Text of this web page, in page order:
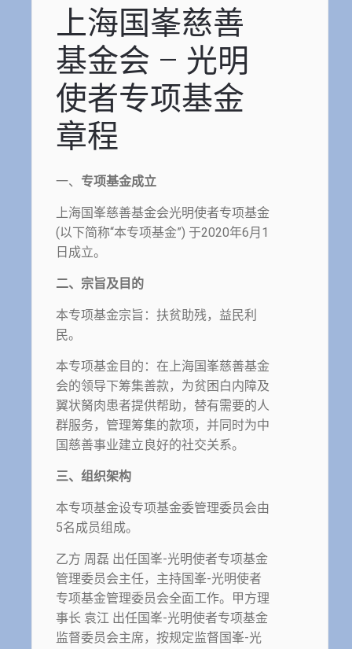
上海国峯慈善
基金会 – 光明
使者专项基金
章程
一、 专项基金成立
上海国峯慈善基金会光明使者专项基金
(以下简称“本专项基金”) 于2020年6月1
日成立。
二、宗旨及目的
本专项基金宗旨：扶贫助残，益民利
民。
本专项基金目的：在上海国峯慈善基金
会的领导下筹集善款，为贫困白内障及
翼状胬肉患者提供帮助，替有需要的人
群服务，管理筹集的款项，并同时为中
国慈善事业建立良好的社交关系。
三、组织架构
本专项基金设专项基金委管理委员会由
5名成员组成。
乙方 周磊 出任国峯-光明使者专项基金
管理委员会主任，主持国峯-光明使者
专项基金管理委员会全面工作。甲方理
事长 袁江 出任国峯-光明使者专项基金
监督委员会主席，按规定监督国峯-光